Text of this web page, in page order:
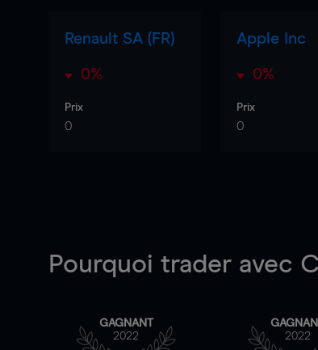
Renault SA (FR)
0%
Prix
0
Apple Inc
0%
Prix
0
Pourquoi trader avec
GAGNANT
2022
2022